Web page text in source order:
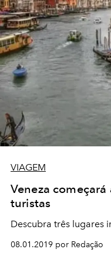
VIAGEM
Veneza
turistas
Descubra três lugares
08.01.2019 por Redação